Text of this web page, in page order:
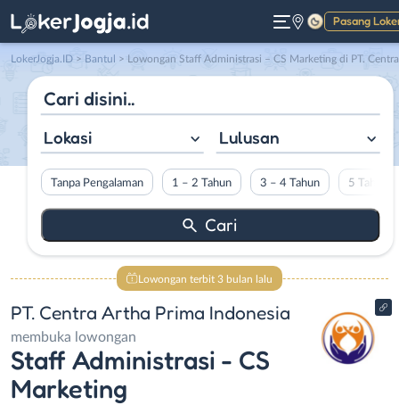
Pasang
Gelap
LokerJogja.ID > Bantul > Lowongan Staff Administrasi – CS Marketing di PT. Centra Artha Prima
Lokasi Lulusan
Tanpa Pengalaman 1 – 2 Tahun 3 – 4 Tahun 5 Tahun
Lowongan terbit 3 bulan lalu
PT. Centra Artha Prima Indonesia
membuka lowongan
Staff Administrasi - CS
Marketing